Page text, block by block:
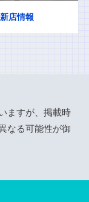
新店情報
ますが、掲載時
なる可能性が御